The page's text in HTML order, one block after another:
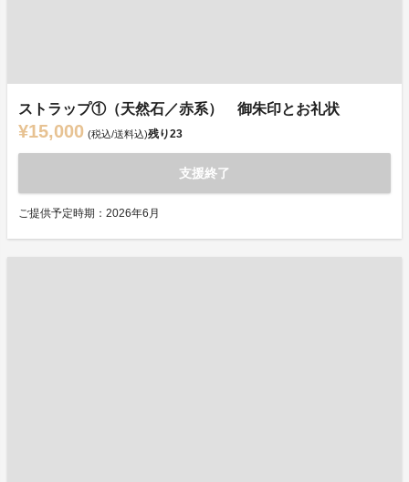
ストラップ①（天然石／赤系） 御朱印とお礼状
¥15,000 (税込/送料込)残り23
支援終了
ご提供予定時期：2026年6月